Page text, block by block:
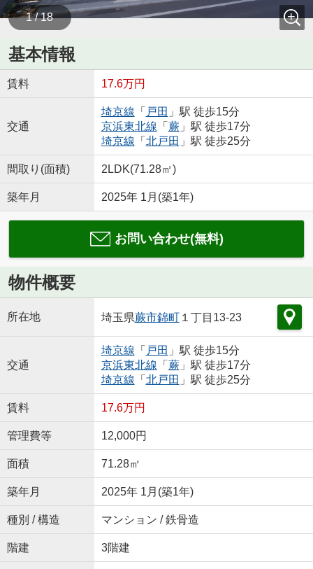
1 / 18
基本情報
賃料 17.6万円
交通
埼京線 「 戸田 」駅 徒歩15分
京浜東北線 「 蕨」駅 徒歩17分
埼京線 「 北戸田 」駅 徒歩25分
間取り(面積) 2LDK(71.28㎡)
築年月 2025年 1月(築1年)
お問い合わせ(無料)
物件概要
所在地 埼玉県蕨市錦町１丁目13-23
交通
埼京線 「 戸田 」駅 徒歩15分
京浜東北線 「 蕨」駅 徒歩17分
埼京線 「 北戸田 」駅 徒歩25分
賃料 17.6万円
管理費等 12,000円
面積 71.28㎡
築年月 2025年 1月(築1年)
種別 / 構造 マンション / 鉄骨造
階建 3階建